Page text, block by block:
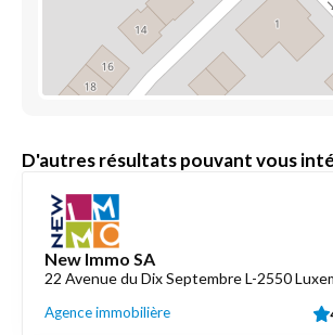
D'autres résultats pouvant vous
New Immo SA
22 Avenue du Dix Septembre L-2550
Agence immobilière